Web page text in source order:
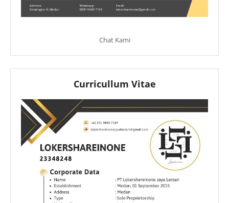
Chat Kami
Curricullum Vitae